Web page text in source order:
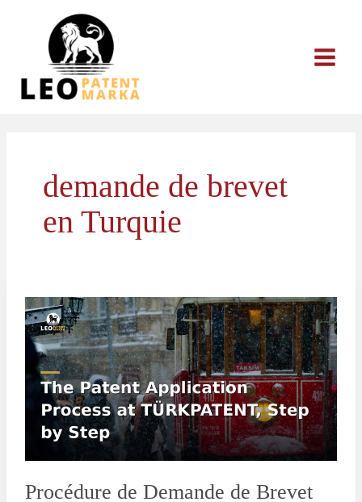
demande de brevet
en Turquie
Procédure de Demande de Brevet
Procédure
de
Demande
Brevet
auprès
TÜRKPATENT:
Guide